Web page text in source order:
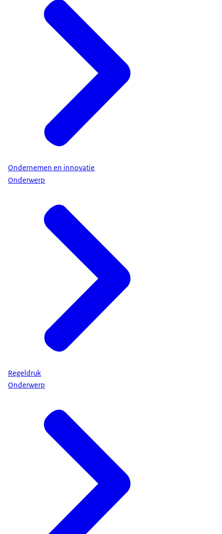
Ondernemen en innovatie
Onderwerp
Regeldruk
Onderwerp